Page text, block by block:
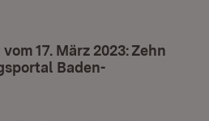
17. März 2023: Zehn
Baden-